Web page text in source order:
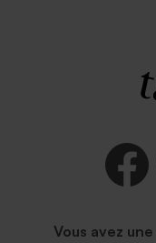
Vous avez